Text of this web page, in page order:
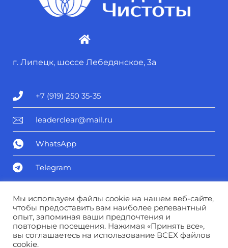
г. Липецк, шоссе Лебедянское, 3а
+7 (919) 250 35-35
leaderclear@mail.ru
WhatsApp
Telegram
Политика конфиденциальности
Соглашение о персональных данных
Мы используем файлы cookie на нашем веб-сайте,
чтобы предоставить вам наиболее релевантный
опыт, запоминая ваши предпочтения и
повторные посещения. Нажимая «Принять все»,
вы соглашаетесь на использование ВСЕХ файлов
cookie.